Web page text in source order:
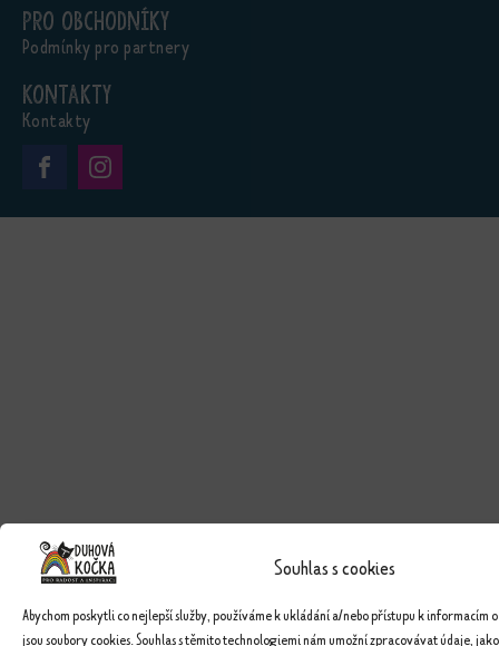
Souhlas s cookies
Abychom poskytli co nejlepší služby, používáme k ukládání a/nebo přístupu k informacím
jsou soubory cookies. Souhlas s těmito technologiemi nám umožní zpracovávat údaje,
Pro obchodníky
Podmínky pro partnery
Kontakty
Kontakty